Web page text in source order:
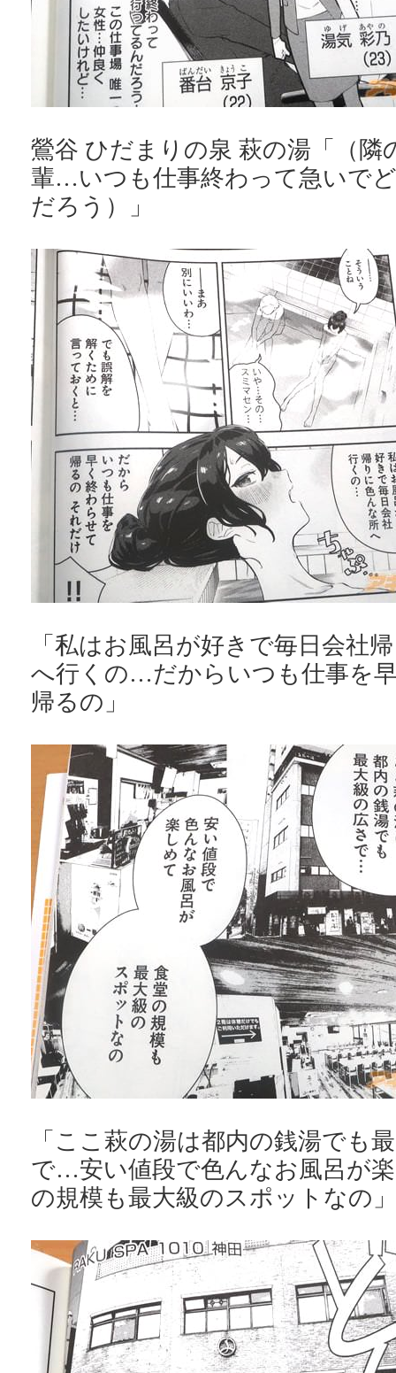
鶯谷 ひだまりの泉 萩の湯「（隣
輩…いつも仕事終わって急いで
だろう）」
「私はお風呂が好きで毎日会社
へ行くの…だからいつも仕事を
帰るの」
「ここ萩の湯は都内の銭湯でも
で…安い値段で色んなお風呂が
の規模も最大級のスポットなの」